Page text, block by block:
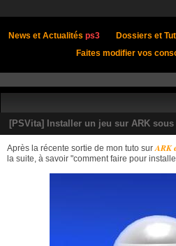
News et Actualités ps3 Dossiers et
Faites modifier vos
[PSVita] Installer un jeu sur ARK sous
Après la récente sortie de mon tuto surARK
la suite, à savoir "comment faire pour